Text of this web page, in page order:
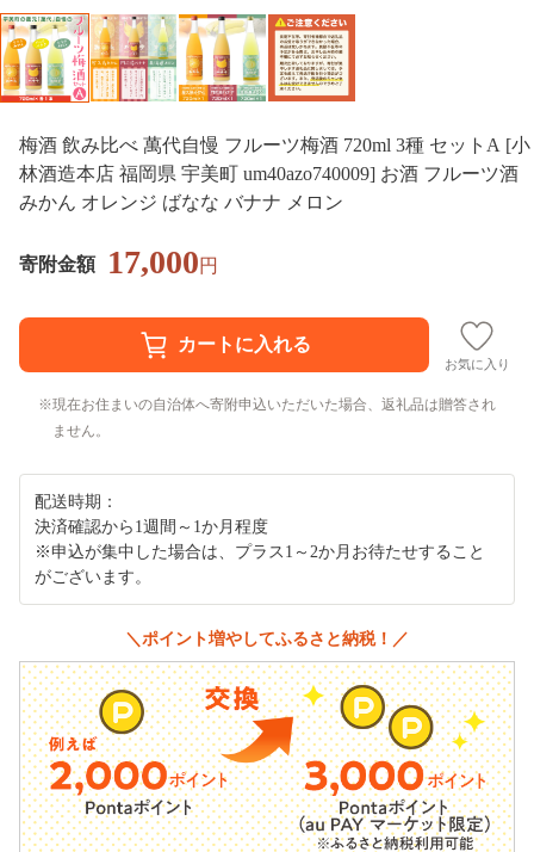
梅酒 飲み比べ 萬代自慢 フルーツ梅酒 720ml 3種 セットA [小
林酒造本店 福岡県 宇美町 um40azo740009] お酒 フルーツ酒
みかん オレンジ ばなな バナナ メロン
寄附金額 17,000円
お気に入り
現在お住まいの自治体へ寄附申込いただいた場合、返礼品は贈答され
ません。
配送時期：
決済確認から1週間～1か月程度
※申込が集中した場合は、プラス1～2か月お待たせすること
がございます。
＼ポイント増やしてふるさと納税！／